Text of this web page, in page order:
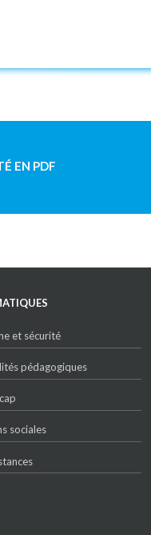
EN PDF
et sécurité
pédagogiques
sociales